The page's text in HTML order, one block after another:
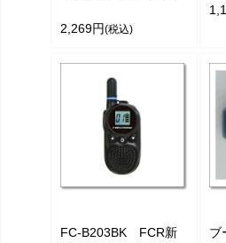
2,269円(税込)
FC-B203BK FCR新
ブ